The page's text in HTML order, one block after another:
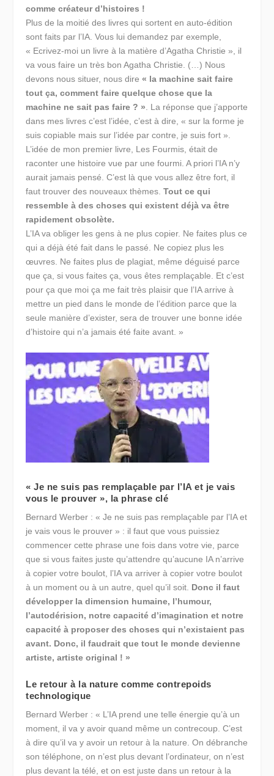
comme créateur d’histoires !
Plus de la moitié des livres qui sortent en auto-édition
sont faits par l’IA. Vous lui demandez par exemple,
« Ecrivez-moi un livre à la matière d’Agatha Christie », il
va vous faire un très bon Agatha Christie. (…) Nous
devons nous situer, nous dire« la machine sait faire
tout ça, comment faire quelque chose que la
machine ne sait pas faire ? » . La réponse que j’apporte
dans mes livres c’est l’idée, c’est à dire, « sur la forme je
suis copiable mais sur l’idée par contre, je suis fort ».
L’idée de mon premier livre, Les Fourmis, était de
raconter une histoire vue par une fourmi. A priori l’IA n’y
aurait jamais pensé. C’est là que vous allez être fort, il
faut trouver des nouveaux thèmes.Tout ce qui
ressemble à des choses qui existent déjà va être
rapidement obsolète.
L’IA va obliger les gens à ne plus copier. Ne faites plus ce
qui a déjà été fait dans le passé. Ne copiez plus les
œuvres. Ne faites plus de plagiat, même déguisé parce
que ça, si vous faites ça, vous êtes remplaçable. Et c’est
pour ça que moi ça me fait très plaisir que l’IA arrive à
mettre un pied dans le monde de l’édition parce que la
seule manière d’exister, sera de trouver une bonne idée
d’histoire qui n’a jamais été faite avant. »
« Je ne suis pas remplaçable par l’IA et je vais
vous le prouver », la phrase clé
Bernard Werber : « Je ne suis pas remplaçable par l’IA et
je vais vous le prouver » : il faut que vous puissiez
commencer cette phrase une fois dans votre vie, parce
que si vous faites juste qu’attendre qu’aucune IA n’arrive
à copier votre boulot, l’IA va arriver à copier votre boulot
à un moment ou à un autre, quel qu’il soit. Donc il faut
développer la dimension humaine, l’humour,
l’autodérision, notre capacité d’imagination et notre
capacité à proposer des choses qui n’existaient pas
avant. Donc, il faudrait que tout le monde devienne
artiste, artiste original ! »
Le retour à la nature comme contrepoids
technologique
Bernard Werber : « L’IA prend une telle énergie qu’à un
moment, il va y avoir quand même un contrecoup. C’est
à dire qu’il va y avoir un retour à la nature. On débranche
son téléphone, on n’est plus devant l’ordinateur, on n’est
plus devant la télé, et on est juste dans un retour à la